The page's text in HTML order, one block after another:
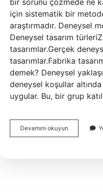
bir sorunu çözmede ne
için sistematik bir
araştırmadır. Deneysel
Deneysel tasarım
tasarımlar.Gerçek
tasarımlar.Fabrika
demek? Deneysel
deneysel koşullar
uygular. Bu, bir grup
Devamını okuyun Deneysel
Araştırma